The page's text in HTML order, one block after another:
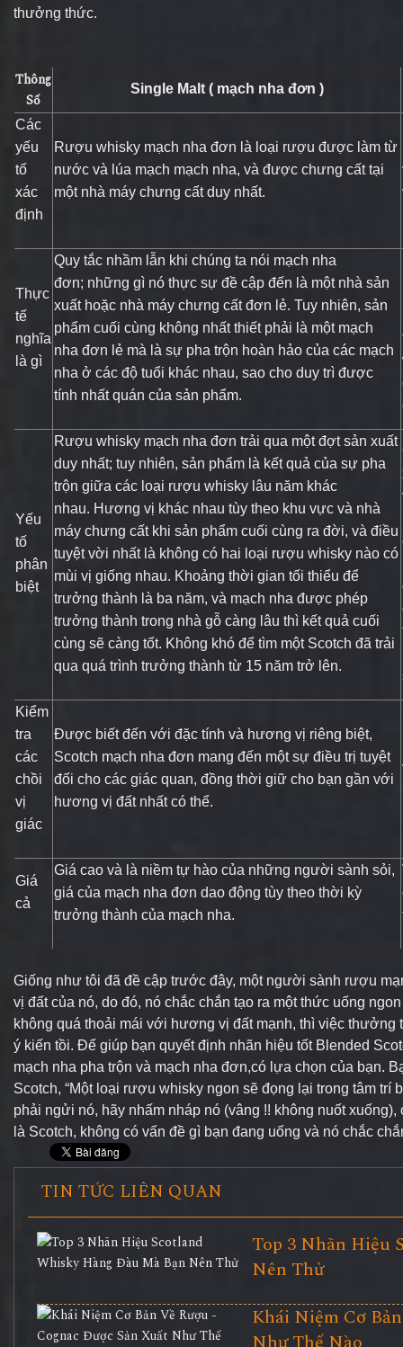
thưởng thức.
Thông
Số
Single Malt ( mạch nha đơn )
Các
yếu
tố
xác
định
Rượu whisky mạch nha đơn là loại rượu được làm từ
nước và lúa mạch mạch nha, và được chưng cất tại
một nhà máy chưng cất duy nhất.
Thực
tế
nghĩa
là gì
Quy tắc nhầm lẫn khi chúng ta nói mạch nha
đơn; những gì nó thực sự đề cập đến là một nhà sản
xuất hoặc nhà máy chưng cất đơn lẻ. Tuy nhiên, sản
phẩm cuối cùng không nhất thiết phải là một mạch
nha đơn lẻ mà là sự pha trộn hoàn hảo của các mạch
nha ở các độ tuổi khác nhau, sao cho duy trì được
tính nhất quán của sản phẩm.
Yếu
tố
phân
biệt
Rượu whisky mạch nha đơn trải qua một đợt sản xuất
duy nhất; tuy nhiên, sản phẩm là kết quả của sự pha
trộn giữa các loại rượu whisky lâu năm khác
nhau. Hương vị khác nhau tùy theo khu vực và nhà
máy chưng cất khi sản phẩm cuối cùng ra đời, và điều
tuyệt vời nhất là không có hai loại rượu whisky nào có
mùi vị giống nhau. Khoảng thời gian tối thiểu để
trưởng thành là ba năm, và mạch nha được phép
trưởng thành trong nhà gỗ càng lâu thì kết quả cuối
cùng sẽ càng tốt. Không khó để tìm một Scotch đã trải
qua quá trình trưởng thành từ 15 năm trở lên.
Kiểm
tra
các
chồi
vị
giác
Được biết đến với đặc tính và hương vị riêng biệt,
Scotch mạch nha đơn mang đến một sự điều trị tuyệt
đối cho các giác quan, đồng thời giữ cho bạn gần với
hương vị đất nhất có thể.
Giá
cả
Giá cao và là niềm tự hào của những người sành sỏi,
giá của mạch nha đơn dao động tùy theo thời kỳ
trưởng thành của mạch nha.
Giống như tôi đã đề cập trước đây, một người sành rượu
vị đất của nó, do đó, nó chắc chắn tạo ra một thức uống
không quá thoải mái với hương vị đất mạnh, thì việc thưởng
ý kiến ​​tồi. Để giúp bạn quyết định nhãn hiệu tốt Blended
mạch nha pha trộn và mạch nha đơn,có lựa chọn của bạn.
Scotch, “Một loại rượu whisky ngon sẽ đọng lại trong tâm trí
phải ngửi nó, hãy nhấm nháp nó (vâng !! không nuốt
là Scotch, không có vấn đề gì bạn đang uống và nó chắc
TIN TỨC LIÊN QUAN
Top 3 Nhãn Hiệu
Nên Thử
Khái Niệm Cơ